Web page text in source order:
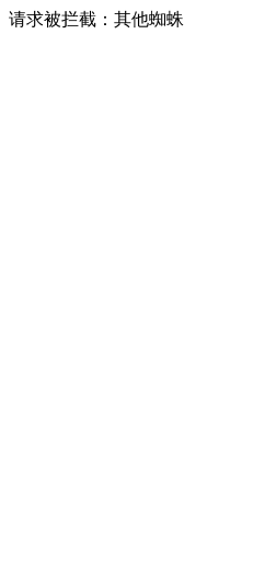
请求被拦截：其他蜘蛛